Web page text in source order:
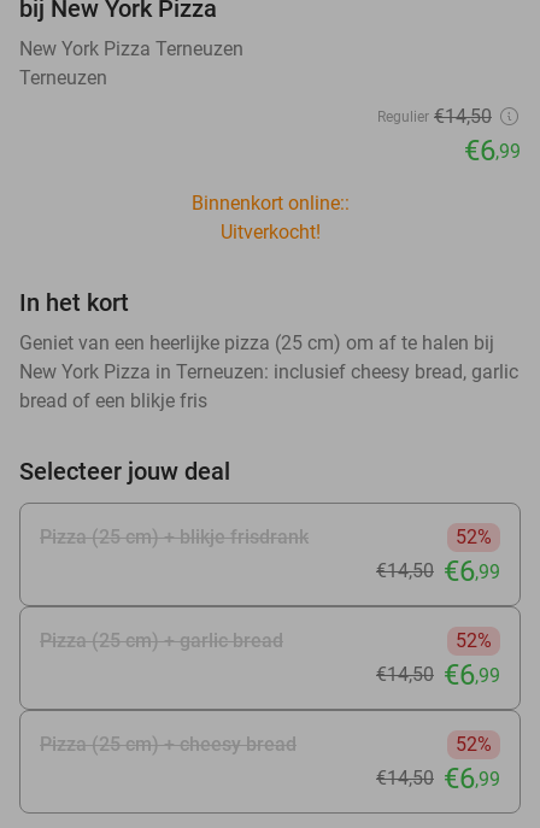
bij New York Pizza
New York Pizza Terneuzen
Terneuzen
Regulier €14,50
€6,99
Binnenkort online::
Uitverkocht!
In het kort
Geniet van een heerlijke pizza (25 cm) om af te halen bij
New York Pizza in Terneuzen: inclusief cheesy bread, garlic
bread of een blikje fris
Selecteer jouw deal
Pizza (25 cm) + blikje frisdrank
52%
€14,50 €6,99
Pizza (25 cm) + garlic bread
52%
€14,50 €6,99
Pizza (25 cm) + cheesy bread
52%
€14,50 €6,99